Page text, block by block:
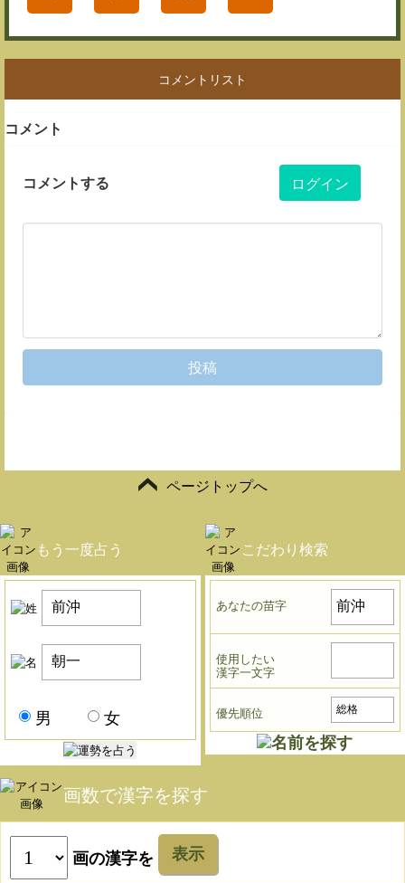
コメントリスト
コメント
コメントする ログイン
投稿
ページトップへ
もう一度占う
男 女
こだわり検索
あなたの苗字
使用したい
漢字一文字
優先順位
画数で漢字を探す
画の漢字を 表示